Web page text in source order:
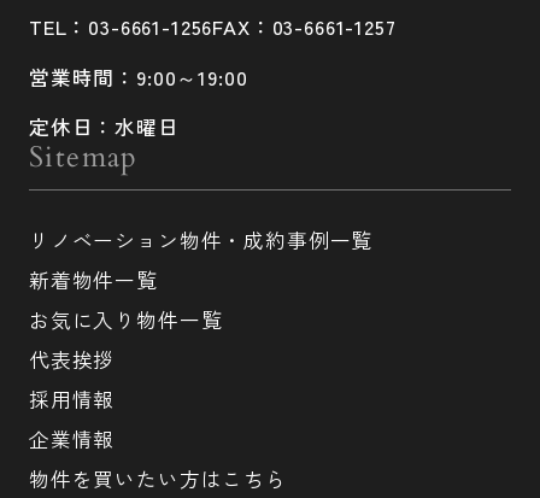
TEL：03-6661-1256FAX：03-6661-1257
営業時間：9:00～19:00
定休日：水曜日
Sitemap
リノベーション物件・成約事例一覧
新着物件一覧
お気に入り物件一覧
代表挨拶
採用情報
企業情報
物件を買いたい方はこちら